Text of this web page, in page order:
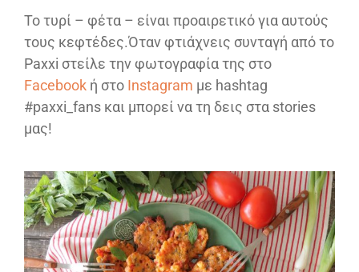
Το τυρί – φέτα – είναι προαιρετικό για αυτούς
τους κεφτέδες.Όταν φτιάχνεις συνταγή από το
Paxxi στείλε την φωτογραφία της στο
Facebook ή στο Instagram με hashtag
#paxxi_fans και μπορεί να τη δεις στα stories
μας!